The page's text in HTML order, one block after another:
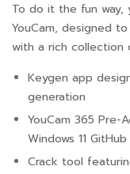
To do it the fun way,
YouCam, designed
with a rich collection
Keygen app
generation
YouCam 365
Windows 11 GitHub
Crack tool